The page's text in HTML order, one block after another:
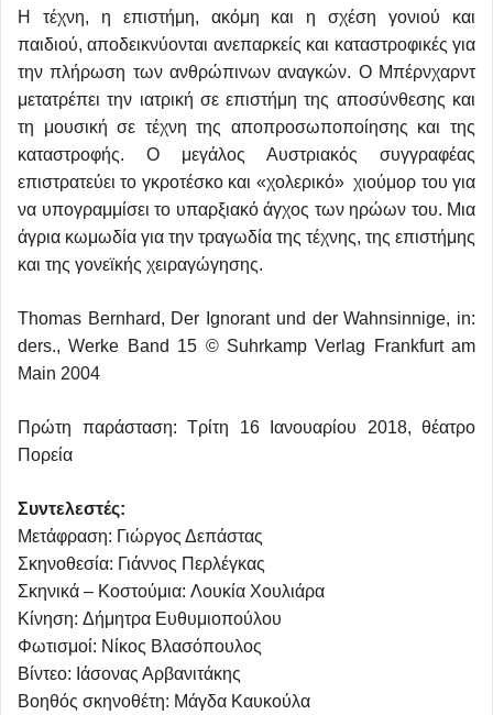
Η τέχνη, η επιστήμη, ακόμη και η σχέση γονιού και
παιδιού, αποδεικνύονται ανεπαρκείς και καταστροφικές για
την πλήρωση των ανθρώπινων αναγκών. Ο Μπέρνχαρντ
μετατρέπει την ιατρική σε επιστήμη της αποσύνθεσης και
τη μουσική σε τέχνη της αποπροσωποποίησης και της
καταστροφής. Ο μεγάλος Αυστριακός συγγραφέας
επιστρατεύει το γκροτέσκο και «χολερικό» χιούμορ του για
να υπογραμμίσει το υπαρξιακό άγχος των ηρώων του. Μια
άγρια κωμωδία για την τραγωδία της τέχνης, της επιστήμης
και της γονεϊκής χειραγώγησης.
Thomas Bernhard, Der Ignorant und der Wahnsinnige, in:
ders., Werke Band 15 © Suhrkamp Verlag Frankfurt am
Main 2004
Πρώτη παράσταση: Τρίτη 16 Ιανουαρίου 2018, θέατρο
Πορεία
Συντελεστές:
Μετάφραση: Γιώργος Δεπάστας
Σκηνοθεσία: Γιάννος Περλέγκας
Σκηνικά – Κοστούμια: Λουκία Χουλιάρα
Κίνηση: Δήμητρα Ευθυμιοπούλου
Φωτισμοί: Νίκος Βλασόπουλος
Βίντεο: Ιάσονας Αρβανιτάκης
Βοηθός σκηνοθέτη: Μάγδα Καυκούλα